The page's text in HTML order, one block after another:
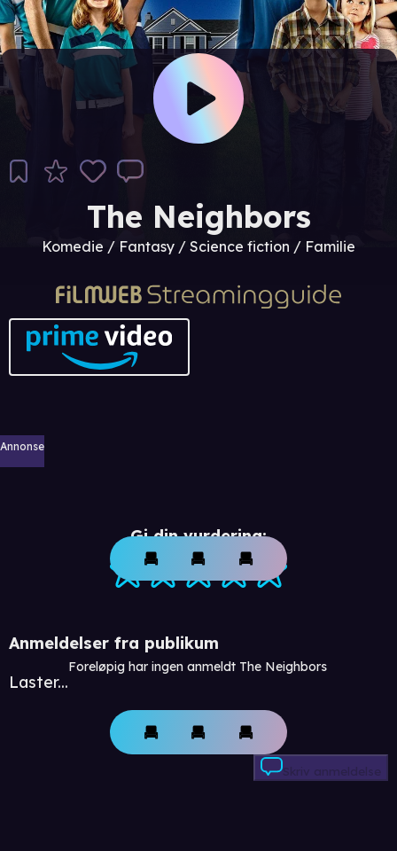
The Neighbors
Komedie / Fantasy / Science fiction / Familie
Annonse
Gi din vurdering:
Anmeldelser fra publikum
Laster...
Foreløpig har ingen anmeldt The Neighbors
Skriv anmeldelse